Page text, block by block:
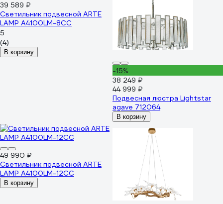
39 589 ₽
Светильник подвесной ARTE
LAMP A4100LM-8CC
5
(4)
В корзину
-15%
38 249 ₽
44 999 ₽
Подвесная люстра Lightstar
agave 712064
В корзину
49 990 ₽
Светильник подвесной ARTE
LAMP A4100LM-12CC
В корзину